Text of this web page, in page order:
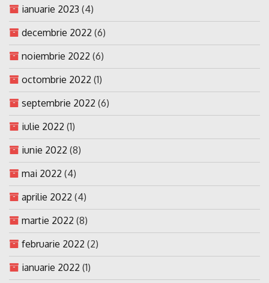
ianuarie 2023 (4)
decembrie 2022 (6)
noiembrie 2022 (6)
octombrie 2022 (1)
septembrie 2022 (6)
iulie 2022 (1)
iunie 2022 (8)
mai 2022 (4)
aprilie 2022 (4)
martie 2022 (8)
februarie 2022 (2)
ianuarie 2022 (1)